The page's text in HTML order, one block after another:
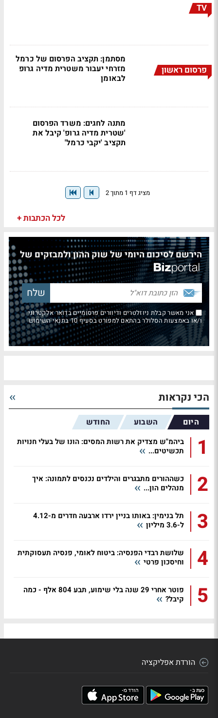
TV
פרסום ראשון
מסתמן: תקציב הפרסום של כרמל
מזרחי יעבור משטרית מדיה גרופ
לבאומן
מתנה לחגים: משרד הפרסום
'שטרית מדיה גרופ' קיבל את
תקציב 'יקבי כרמל'
מציג דף 1 מתוך 2
לכל הכתבות +
הירשם לסיכום היומי של שוק ההון ולמבזקים של
אני מאשר קבלת ניוזלטרים ודיוורים פרסומיים בדואר אלקטרוני
ו/או באמצעות הסלולר בהתאם למפורט בסעיף 10 בתנאי השימוש
הכי נקראות
היום השבוע החודש
1
ביהמ"ש מצדיק את רשות המסים: הונו של בעלי חנויות
תכשיטים...
2
כשההורים מתבגרים והילדים נכנסים לתמונה: איך
מנהלים הון...
3
תל בנימין: באותו בניין ירדו ארבעה חדרים מ-4.12
ל-3.6 מיליון
4
שלושת רבדי הפנסיה: ביטוח לאומי, פנסיה תעסוקתית
וחיסכון פרטי
5
פוטר אחרי 29 שנה בלי שימוע, תבע 804 אלף - כמה
קיבל?
הורדת אפליקציה